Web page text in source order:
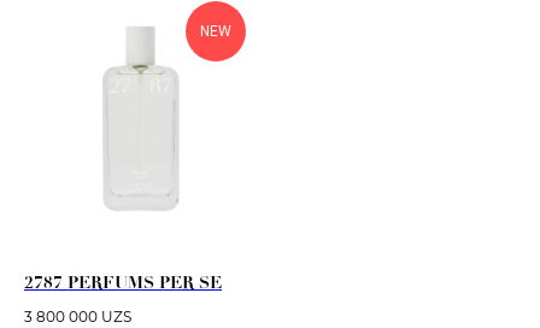
NEW
2787 PERFUMS PER SE
3 800 000 UZS